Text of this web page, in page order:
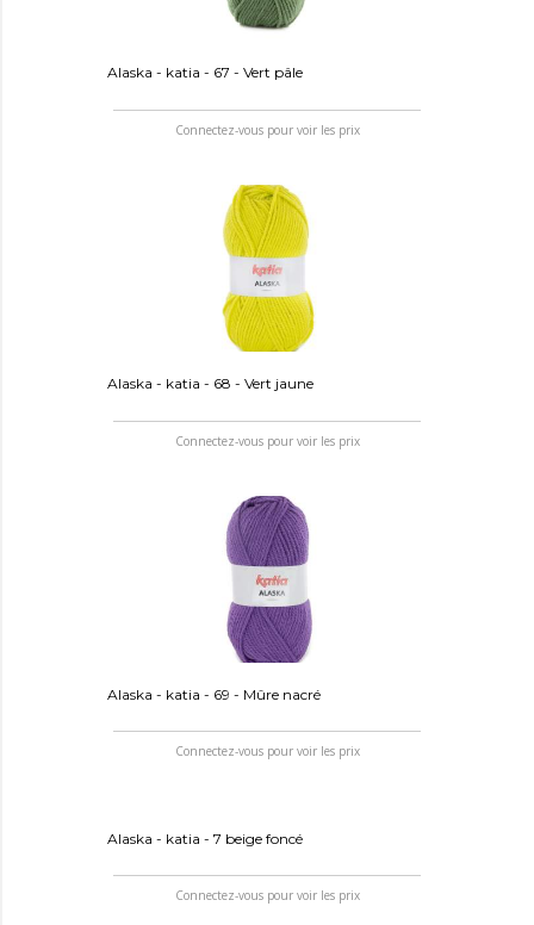
Alaska - katia - 67 - Vert pâle
Connectez-vous pour voir les prix
Alaska - katia - 68 - Vert jaune
Connectez-vous pour voir les prix
Alaska - katia - 69 - Mûre nacré
Connectez-vous pour voir les prix
Alaska - katia - 7 beige foncé
Connectez-vous pour voir les prix